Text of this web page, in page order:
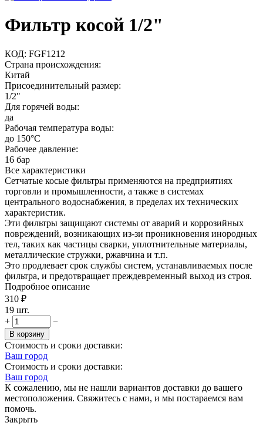
Фильтр косой 1/2"
КОД: FGF1212
Страна происхождения:
Китай
Присоединительный размер:
1/2"
Для горячей воды:
да
Рабочая температура воды:
до 150°С
Рабочее давление:
16 бар
Все характеристики
Сетчатые косые фильтры применяются на предприятиях
торговли и промышленности, а также в системах
центрального водоснабжения, в пределах их технических
характеристик.
Эти фильтры защищают системы от аварий и коррозийных
повреждений, возникающих из-зи проникновения инородных
тел, таких как частицы сварки, уплотнительные материалы,
металлические стружки, ржавчина и т.п.
Это продлевает срок службы систем, устанавливаемых после
фильтра, и предотвращает преждевременный выход из строя.
Подробное описание
310 ₽
19 шт.
+
−
В корзину
Стоимость и сроки доставки:
Ваш город
Стоимость и сроки доставки:
Ваш город
К сожалению, мы не нашли вариантов доставки до вашего
местоположения. Свяжитесь с нами, и мы постараемся вам
помочь.
Закрыть